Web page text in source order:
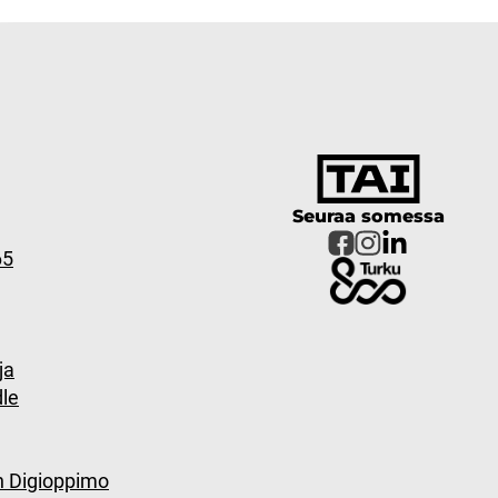
Digioppimo
Seuraa somessa